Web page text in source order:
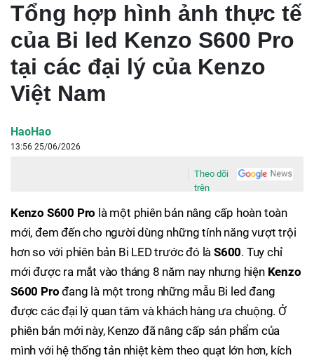
Tổng hợp hình ảnh thực tế
của Bi led Kenzo S600 Pro
tại các đại lý của Kenzo
Việt Nam
HaoHao
13:56 25/06/2026
Theo dõi
trên
Kenzo S600 Pro là một phiên bản nâng cấp hoàn toàn
mới, đem đến cho người dùng những tính năng vượt trội
hơn so với phiên bản Bi LED trước đó là S600. Tuy chỉ
mới được ra mắt vào tháng 8 năm nay nhưng hiện Kenzo
S600 Pro đang là một trong những mẫu Bi led đang
được các đại lý quan tâm và khách hàng ưa chuộng. Ở
phiên bản mới này, Kenzo đã nâng cấp sản phẩm của
mình với hệ thống tản nhiệt kèm theo quạt lớn hơn, kích